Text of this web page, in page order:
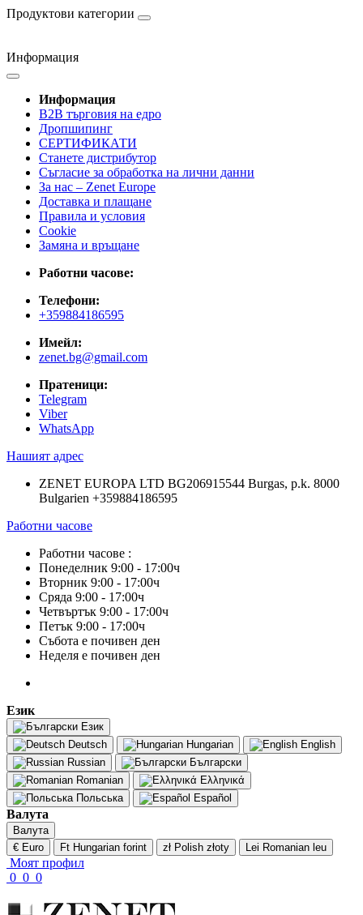
Продуктови категории
Информация
Информация
B2B търговия на едро
Дропшипинг
СЕРТИФИКАТИ
Станете дистрибутор
Съгласие за обработка на лични данни
За нас – Zenet Europe
Доставка и плащане
Правила и условия
Cookie
Замяна и връщане
Работни часове:
Телефони:
+359884186595
Имейл:
zenet.bg@gmail.com
Пратеници:
Telegram
Viber
WhatsApp
Нашият адрес
ZENET EUROPA LTD BG206915544 Burgas, p.k. 8000
Bulgarien +359884186595
Работни часове
Работни часове :
Понеделник 9:00 - 17:00ч
Вторник 9:00 - 17:00ч
Сряда 9:00 - 17:00ч
Четвъртък 9:00 - 17:00ч
Петък 9:00 - 17:00ч
Събота е почивен ден
Неделя е почивен ден
Език
Език
Deutsch
Hungarian
English
Russian
Български
Romanian
Ελληνικά
Польська
Español
Валута
Валута
€ Euro
Ft Hungarian forint zł Polish złoty Lei Romanian leu
Моят профил
0 0 0